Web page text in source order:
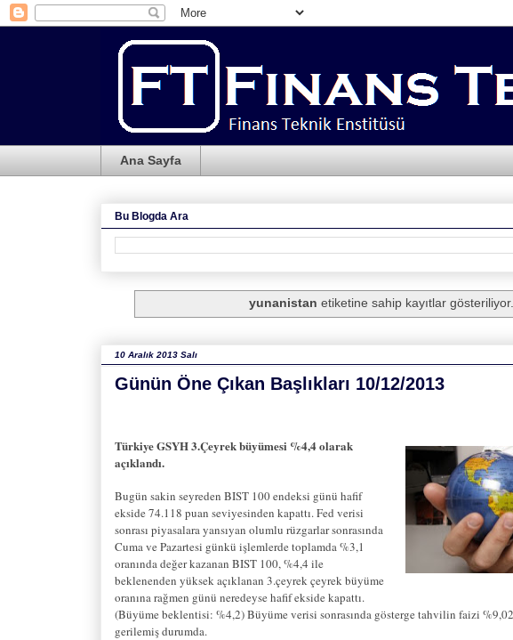
Ana Sayfa
Bu Blogda Ara
yunanistan etiketine sahip kayıtlar gösteriliyor.
10 Aralık 2013 Salı
Günün Öne Çıkan Başlıkları 10/12/2013
Türkiye GSYH 3.Çeyrek büyümesi %4,4 olarak
açıklandı.
Bugün sakin seyreden BIST 100 endeksi günü hafif
ekside 74.118 puan seviyesinden kapattı. Fed verisi
sonrası piyasalara yansıyan olumlu rüzgarlar sonrasında
Cuma ve Pazartesi günkü işlemlerde toplamda %3,1
oranında değer kazanan BIST 100, %4,4 ile
beklenenden yüksek açıklanan 3.çeyrek çeyrek büyüme
oranına rağmen günü neredeyse hafif ekside kapattı.
(Büyüme beklentisi: %4,2) Büyüme verisi sonrasında gösterge tahvilin faizi
gerilemiş durumda.